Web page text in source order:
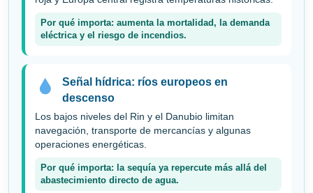
Por qué importa: aumenta la mortalidad, la demanda
eléctrica y el riesgo de incendios.
Señal hídrica: ríos europeos en
descenso
Los bajos niveles del Rin y el Danubio limitan
navegación, transporte de mercancías y algunas
operaciones energéticas.
Por qué importa: la sequía ya repercute más allá del
abastecimiento directo de agua.